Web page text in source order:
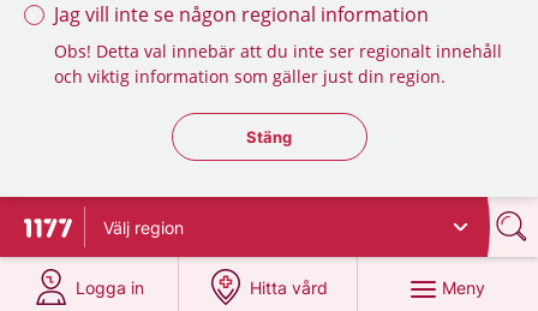
Jag vill inte se någon regional information
Obs! Detta val innebär att du inte ser regionalt innehåll
och viktig information som gäller just din region.
Stäng regionsväljaren
Stäng
Till startsidan för 1177
Välj region
Logga in
på 1177.se
Hitta vård
på 1177.se
Meny